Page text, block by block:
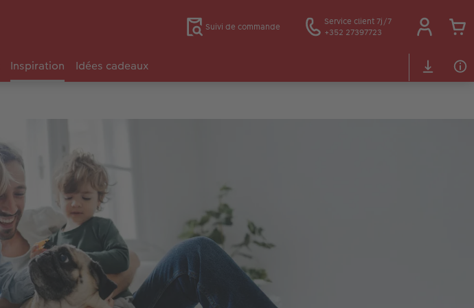
Suivi de commande
Service client 7j/7
+352 27397723
Inspiration Idées cadeaux